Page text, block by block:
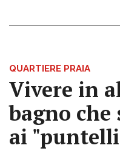
QUARTIERE PRAIA
Vivere in
bagno che
ai